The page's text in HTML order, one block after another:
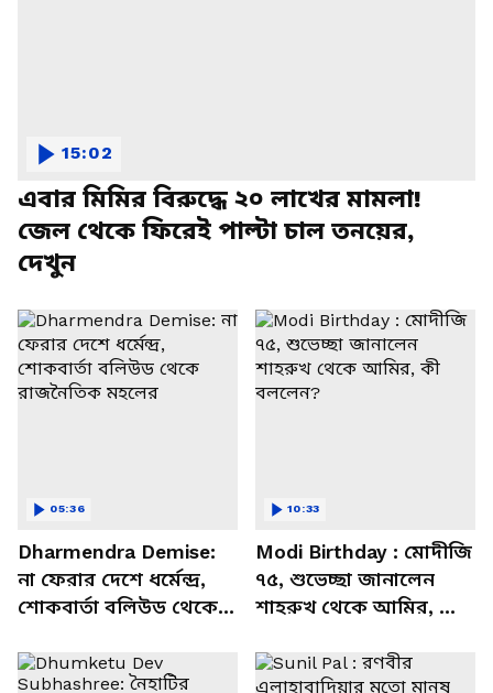
এবার মিমির বিরুদ্ধে ২০ লাখের মামলা!
জেল থেকে ফিরেই পাল্টা চাল তনয়ের,
দেখুন
15:02
Dharmendra Demise:
না ফেরার দেশে ধর্মেন্দ্র,
শোকবার্তা বলিউড থেকে
05:36
Modi Birthday : মোদীজি
৭৫, শুভেচ্ছা জানালেন
শাহরুখ থেকে আমির, কী
10:33